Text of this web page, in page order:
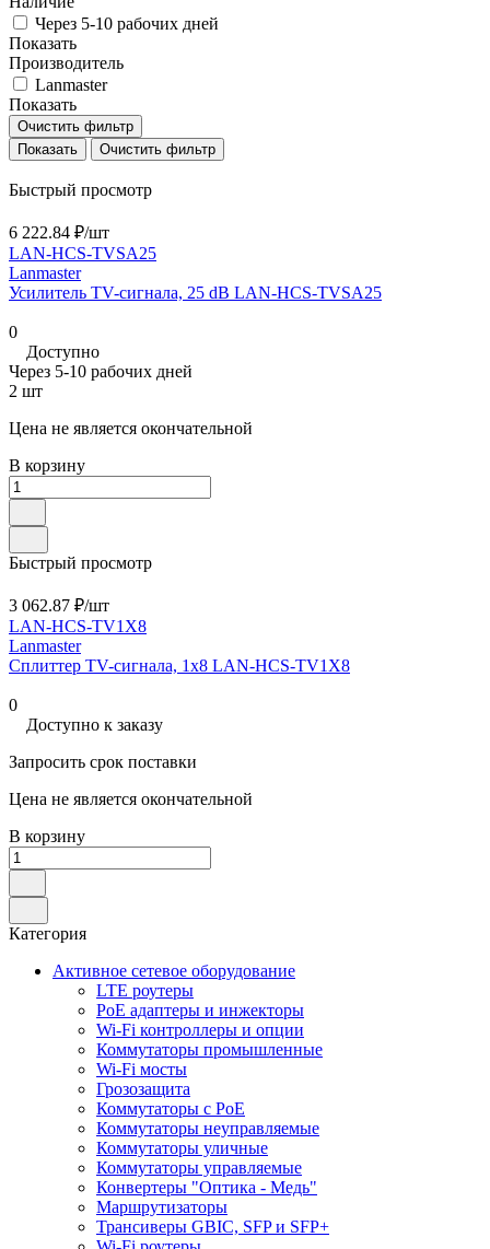
Через 5-10 рабочих дней
Показать
Производитель
Lanmaster
Показать
Очистить фильтр
Очистить фильтр
Быстрый просмотр
6 222.84 ₽/шт
LAN-HCS-TVSA25
Lanmaster
Усилитель TV-сигнала, 25 dB LAN-HCS-TVSA25
0
Доступно
Через 5-10 рабочих дней
2 шт
Цена не является окончательной
В корзину
Быстрый просмотр
3 062.87 ₽/шт
LAN-HCS-TV1X8
Lanmaster
Сплиттер TV-сигнала, 1х8 LAN-HCS-TV1X8
0
Доступно к заказу
Запросить срок поставки
Цена не является окончательной
В корзину
Категория
Активное сетевое оборудование
LTE роутеры
PoE адаптеры и инжекторы
Wi-Fi контроллеры и опции
Коммутаторы промышленные
Wi-Fi мосты
Грозозащита
Коммутаторы c PoE
Коммутаторы неуправляемые
Коммутаторы уличные
Коммутаторы управляемые
Конвертеры "Оптика - Медь"
Маршрутизаторы
Трансиверы GBIC, SFP и SFP+